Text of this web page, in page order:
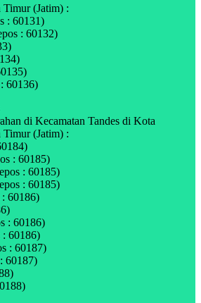
Timur (Jatim) :
: 60131)
: 60132)
60136)
di Kecamatan Tandes di Kota
Timur (Jatim) :
: 60185)
: 60185)
: 60185)
60186)
: 60186)
: 60186)
: 60187)
60187)